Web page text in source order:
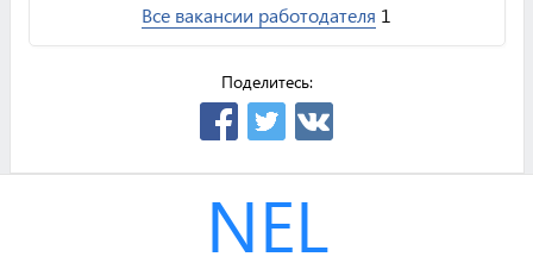
Все вакансии работодателя 1
Поделитесь:
NEL